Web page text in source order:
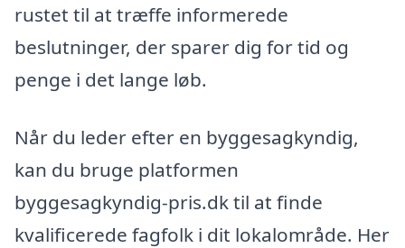
rustet til at træffe informerede
beslutninger, der sparer dig for tid og
penge i det lange løb.
Når du leder efter en byggesagkyndig,
kan du bruge platformen
byggesagkyndig-pris.dk til at finde
kvalificerede fagfolk i dit lokalområde. Her